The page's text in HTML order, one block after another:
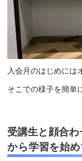
入会月のはじめには
そこでの様子を簡単
受講生と顔合
から学習を始